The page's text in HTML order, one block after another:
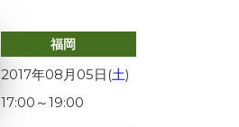
福岡
2017年08月05日(土)
17:00 ～19:00